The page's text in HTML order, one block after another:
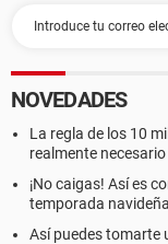
NOVEDADES
La regla de los 10
realmente
¡No caigas! Así es
temporada navideña
Así puedes tomarte